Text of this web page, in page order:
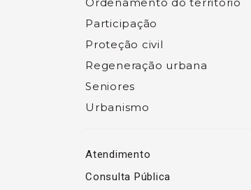
Participação
Proteção civil
Regeneração urbana
Seniores
Urbanismo
Atendimento
Consulta Pública